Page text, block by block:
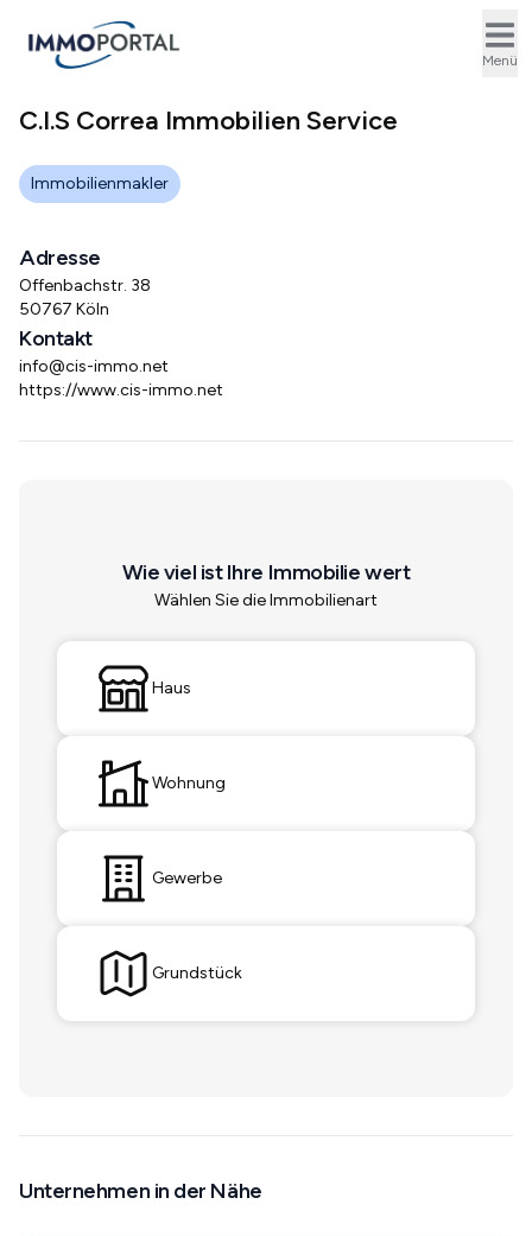
Menü
C.I.S Correa Immobilien Service
Immobilienmakler
Adresse
Offenbachstr. 38
50767 Köln
Kontakt
info@cis-immo.net
https://www.cis-immo.net
Wie viel ist Ihre Immobilie wert
Wählen Sie die Immobilienart
Haus
Wohnung
Gewerbe
Grundstück
Unternehmen in der Nähe